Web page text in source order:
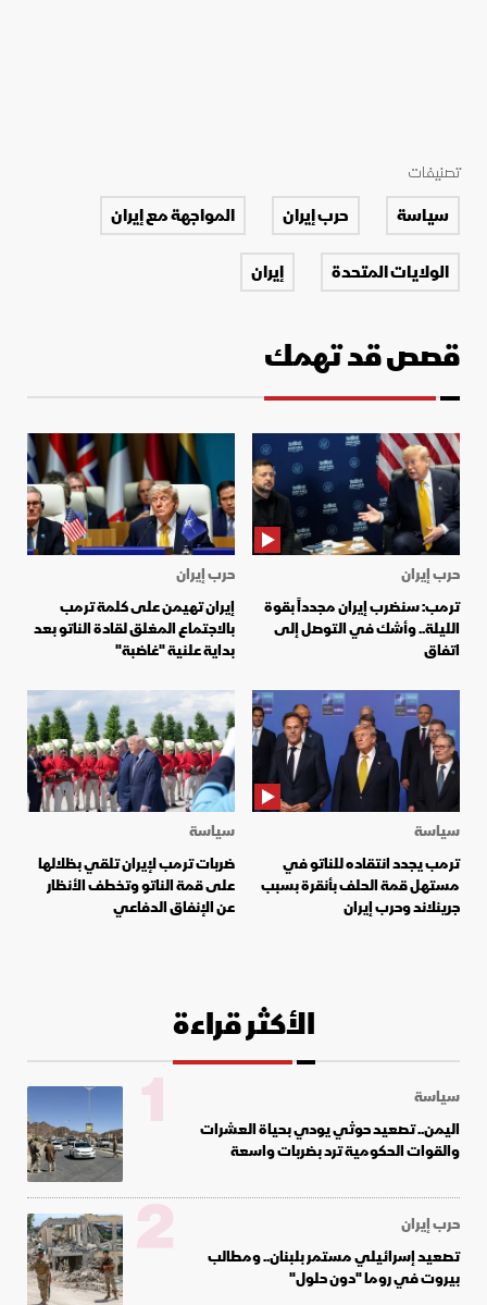
تصنيفات
سياسة حرب إيران
المواجهة مع إيران
الولايات المتحدة
إيران
قصص قد تهمك
حرب إيران
ترمب: سنضرب إيران مجدداً بقوة
الليلة.. وأشك في التوصل إلى
اتفاق
حرب إيران
إيران تهيمن على كلمة ترمب
بالاجتماع المغلق لقادة الناتو بعد
بداية علنية "غاضبة"
سياسة
ترمب يجدد انتقاده للناتو في
مستهل قمة الحلف بأنقرة بسبب
جرينلاند وحرب إيران
سياسة
ضربات ترمب لإيران تلقي بظلالها
على قمة الناتو وتخطف الأنظار
عن الإنفاق الدفاعي
الأكثر قراءة
سياسة
اليمن.. تصعيد حوثي يودي بحياة العشرات
والقوات الحكومية ترد بضربات واسعة
1
حرب إيران
تصعيد إسرائيلي مستمر بلبنان.. ومطالب
بيروت في روما "دون حلول"
2